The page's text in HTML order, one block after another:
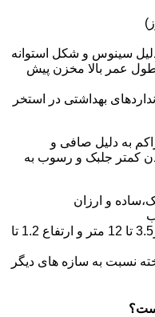
سینوس و شکل استوانه
عمر بالا مخزن پیش
بهداشتی در استخر
به دلیل صافی و
کمتر جلبک و رسوب به
و ارزان
امکان ساخت ابعاد بزرگ از قطر3.5 تا 12 متر و ارتفاع 1.2 تا
نسبت به سازه های دیگر